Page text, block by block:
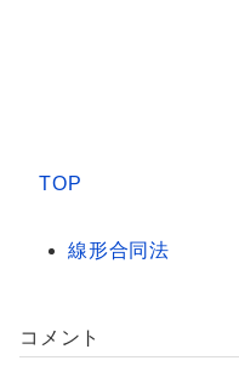
TOP
線形合同法
コメント